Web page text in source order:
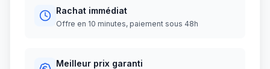
Rachat immédiat
Offre en 10 minutes, paiement sous 48h
Meilleur prix garanti